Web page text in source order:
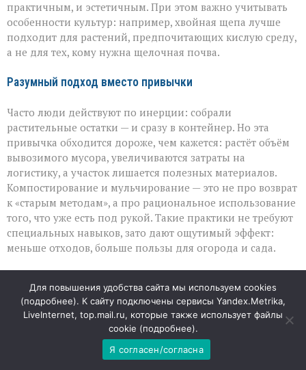
практичным, и эстетичным. При этом важно учитывать
особенности культур: например, хвойная щепа лучше
подходит для растений, предпочитающих кислую среду,
а не для тех, кому нужна щелочная почва.
Разумный подход вместо привычки
Часто люди действуют по инерции: собрали
растительные остатки — и сразу в контейнер. Но эта
привычка обходится дороже, чем кажется: растёт объём
вывозимого мусора, увеличиваются затраты на
логистику, а участок лишается полезных материалов.
Компостирование и мульчирование — это не про возврат
к «старым методам», а про рациональное использование
того, что уже есть под рукой. Такие практики не требуют
специальных навыков, зато дают ощутимый эффект:
меньше отходов, больше пользы для огорода и сада.
растительных остатков в ресурс — это не дополнительная
нагрузка, а способ сделать быт экологичнее и выгоднее.
И чем раньше эта привычка станет нормой, тем заметнее
будет результат — и для отдельного участка, и для
окружающей среды в целом.
Для повышения удобства сайта мы используем cookies
(подробнее). К сайту подключены сервисы Yandex.Metrika,
LiveInternet, top.mail.ru, которые также использует файлы
cookie (подробнее).
Я согласен/согласна